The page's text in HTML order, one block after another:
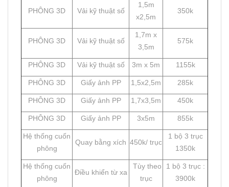
PHÔNG 3D Vải kỹ thuật số
1,5m
x2,5m
350k
PHÔNG 3D Vải kỹ thuật số
1,7m x
3,5m
575k
PHÔNG 3D Vải kỹ thuật số 3m x 5m 1155k
PHÔNG 3D Giấy ảnh PP 1,5x2,5m 285k
PHÔNG 3D Giấy ảnh PP 1,7x3,5m 450k
PHÔNG 3D Giấy ảnh PP 3x5m 855k
Hệ thống cuốn
phông
Quay bằng xích 450k/ trục
1 bộ 3 trục
1350k
Hệ thống cuốn
phông
Điều khiển từ xa
Tùy theo
trục
1 bộ 3 trục :
3900k